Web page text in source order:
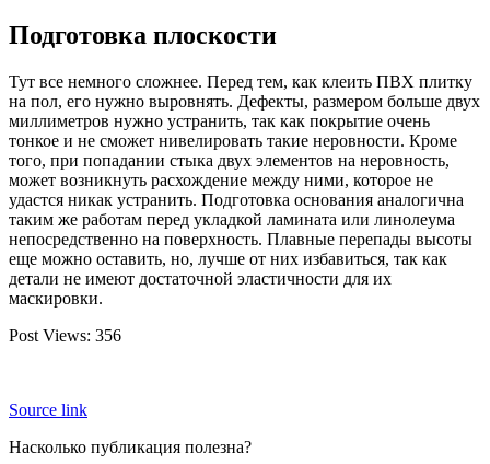
Подготовка плоскости
Тут все немного сложнее. Перед тем, как клеить ПВХ плитку
на пол, его нужно выровнять. Дефекты, размером больше двух
миллиметров нужно устранить, так как покрытие очень
тонкое и не сможет нивелировать такие неровности. Кроме
того, при попадании стыка двух элементов на неровность,
может возникнуть расхождение между ними, которое не
удастся никак устранить. Подготовка основания аналогична
таким же работам перед укладкой ламината или линолеума
непосредственно на поверхность. Плавные перепады высоты
еще можно оставить, но, лучше от них избавиться, так как
детали не имеют достаточной эластичности для их
маскировки.
Post Views: 356
Source link
Насколько публикация полезна?